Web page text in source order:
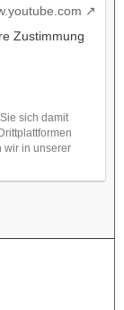
Zustimmung
sich damit
wir in unserer